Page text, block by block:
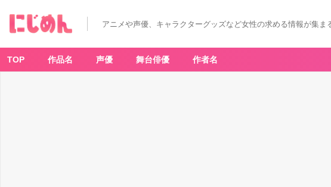
アニメや声優、キャラクターグッズなど女性の求める情報が集ま
TOP 作品名 声優 舞台俳優 作者名